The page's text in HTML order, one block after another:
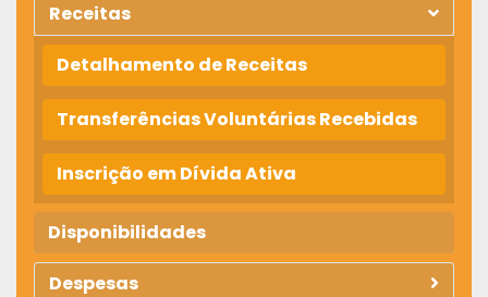
Receitas
Detalhamento de Receitas
Transferências Voluntárias Recebidas
Inscrição em Dívida Ativa
Disponibilidades
Despesas